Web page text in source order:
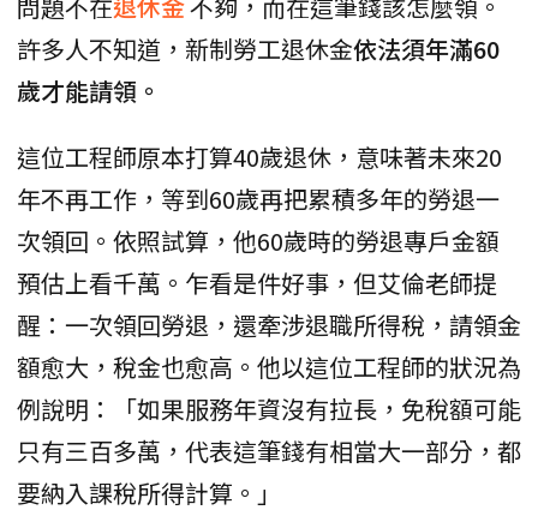
許多人不知道，新制勞工退休金依法須年滿60
歲才能請領。
這位工程師原本打算40歲退休，意味著未來20
年不再工作，等到60歲再把累積多年的勞退一
次領回。依照試算，他60歲時的勞退專戶金額
預估上看千萬。乍看是件好事，但艾倫老師提
醒：一次領回勞退，還牽涉退職所得稅，請領金
額愈大，稅金也愈高。他以這位工程師的狀況為
例說明：「如果服務年資沒有拉長，免稅額可能
只有三百多萬，代表這筆錢有相當大一部分，都
要納入課稅所得計算。」